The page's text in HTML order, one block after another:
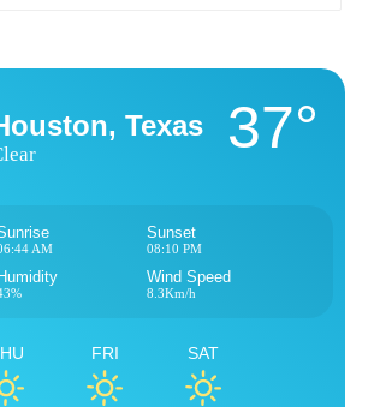
Texas 37°
AM
Sunset
08:10 PM
Humidity Wind Speed
8.3Km/h
FRI SAT